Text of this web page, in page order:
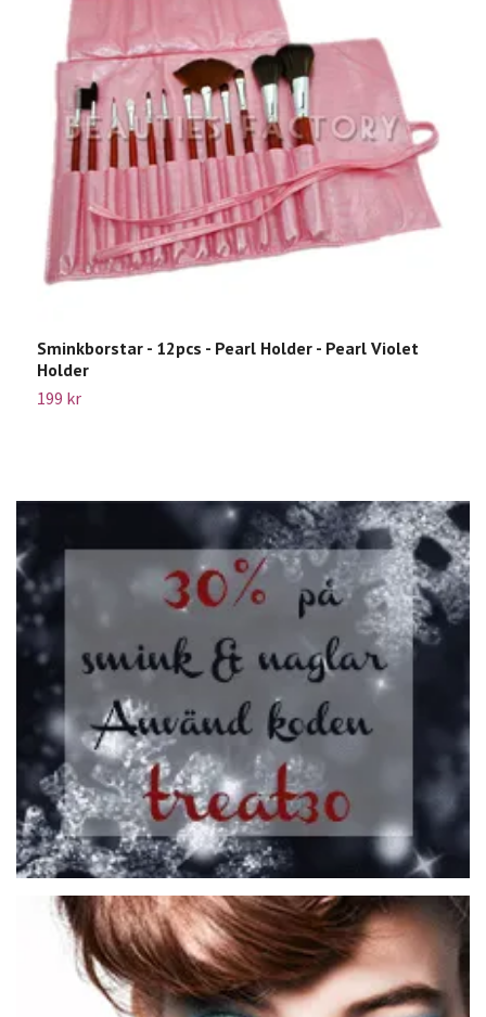
Sminkborstar - 12pcs - Pearl Holder - Pearl Violet
Holder
199 kr